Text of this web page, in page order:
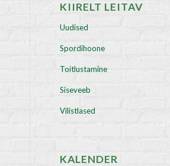
KIIRELT LEITAV
Uudised
Spordihoone
Toitlustamine
Siseveeb
Vilistlased
KALENDER